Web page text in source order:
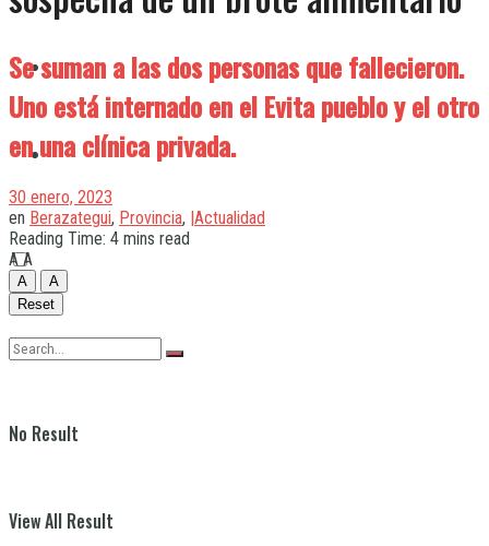
Quilmes
Varela
No Result
View All Result
Se suman a las dos personas que fallecieron.
Uno está internado en el Evita pueblo y el otro
en una clínica privada.
30 enero, 2023
en Berazategui, Provincia, |Actualidad
Reading Time: 4 mins read
A A
A
A
Reset